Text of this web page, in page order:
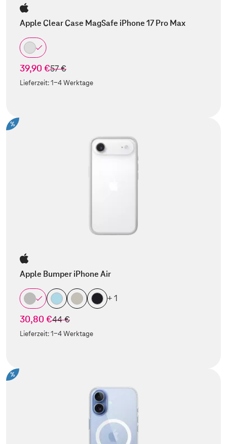
Apple Clear Case MagSafe iPhone 17 Pro Max
39,90 €statt
57 €
Lieferzeit:1-4 Werktage
%
Apple Bumper iPhone Air
+ 1
30,80 €statt
44 €
Lieferzeit:1-4 Werktage
%